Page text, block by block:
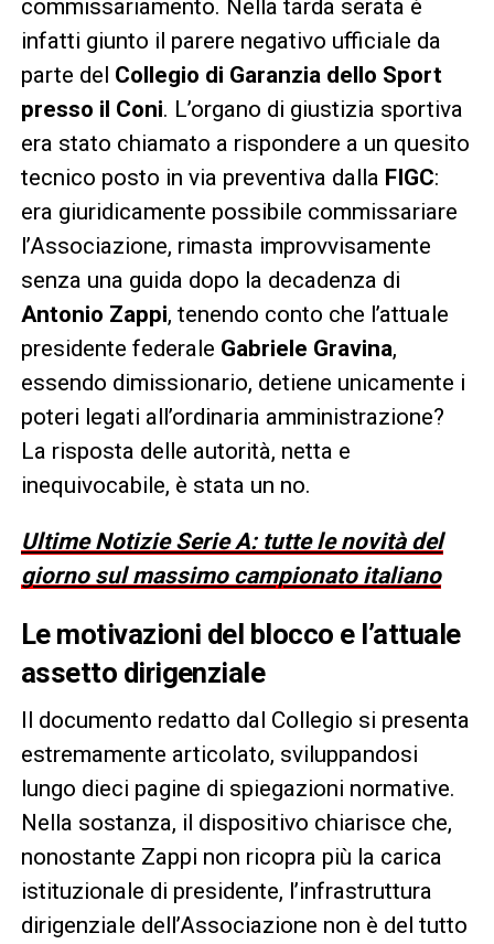
commissariamento. Nella tarda serata è
infatti giunto il parere negativo ufficiale da
parte del Collegio di Garanzia dello Sport
presso il Coni. L’organo di giustizia sportiva
era stato chiamato a rispondere a un quesito
tecnico posto in via preventiva dalla FIGC:
era giuridicamente possibile commissariare
l’Associazione, rimasta improvvisamente
senza una guida dopo la decadenza di
Antonio Zappi, tenendo conto che l’attuale
presidente federale Gabriele Gravina,
essendo dimissionario, detiene unicamente i
poteri legati all’ordinaria amministrazione?
La risposta delle autorità, netta e
inequivocabile, è stata un no.
Ultime Notizie Serie A: tutte le novità del
giorno sul massimo campionato italiano
Le motivazioni del blocco e l’attuale
assetto dirigenziale
Il documento redatto dal Collegio si presenta
estremamente articolato, sviluppandosi
lungo dieci pagine di spiegazioni normative.
Nella sostanza, il dispositivo chiarisce che,
nonostante Zappi non ricopra più la carica
istituzionale di presidente, l’infrastruttura
dirigenziale dell’Associazione non è del tutto